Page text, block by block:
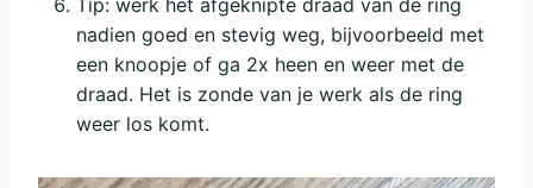
Tip: werk het afgeknipte draad van de ring
nadien goed en stevig weg, bijvoorbeeld met
een knoopje of ga 2x heen en weer met de
draad. Het is zonde van je werk als de ring
weer los komt.